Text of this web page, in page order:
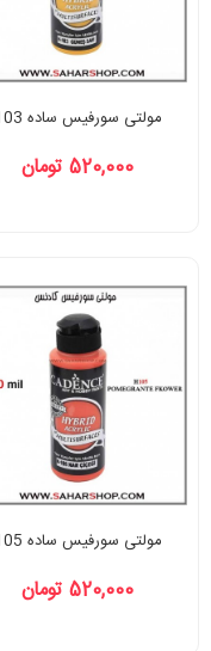
مولتی سورفیس ساده 103
520,000 تومان
مولتی سورفیس ساده 105
520,000 تومان